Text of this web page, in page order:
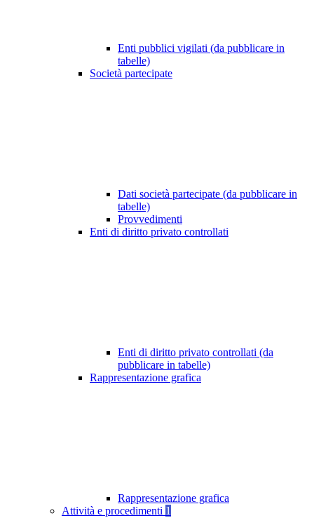
Enti pubblici vigilati (da pubblicare in
tabelle)
Società partecipate
Dati società partecipate (da pubblicare in
tabelle)
Provvedimenti
Enti di diritto privato controllati
Enti di diritto privato controllati (da
pubblicare in tabelle)
Rappresentazione grafica
Rappresentazione grafica
Attività e procedimenti 1